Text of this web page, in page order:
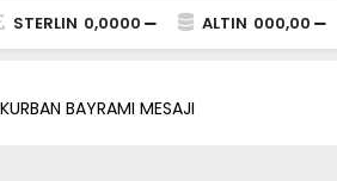
STERLIN 0,0000 ALTIN 000,00
BAYRAMI MESAJI